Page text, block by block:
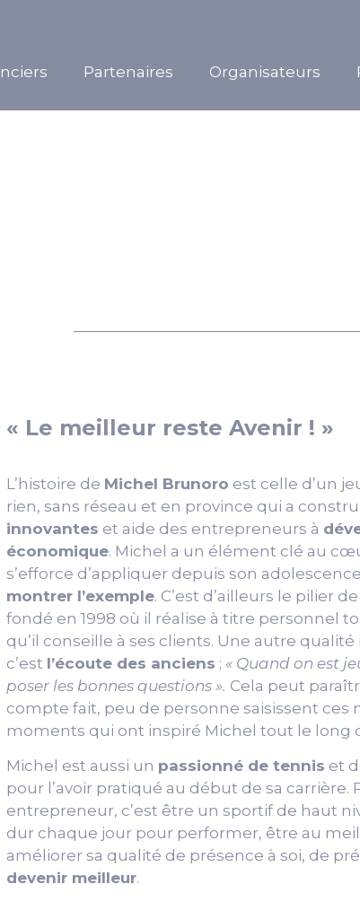
Partenaires Organisateurs
« Le meilleur reste Avenir ! »
L’histoire de Michel Brunoro est celle d’un
rien, sans réseau et en province qui a
innovantes et aide des entrepreneurs à
économique. Michel a un élément clé au
s’efforce d’appliquer depuis son
montrer l’exemple. C’est d’ailleurs le pilier
fondé en 1998 où il réalise à titre personnel
qu’il conseille à ses clients. Une autre
c’est l’écoute des anciens ; « Quand on est
poser les bonnes questions ». Cela peut
compte fait, peu de personne saisissent ces
moments qui ont inspiré Michel tout le long
Michel est aussi un passionné de tennis et
pour l’avoir pratiqué au début de sa carrière.
entrepreneur, c’est être un sportif de haut
dur chaque jour pour performer, être au
améliorer sa qualité de présence à soi, de
devenir meilleur.